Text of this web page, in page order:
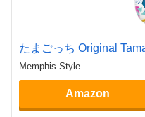
たまごっち Original
Memphis Style
Amazon